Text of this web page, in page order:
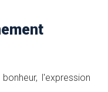
l'expression